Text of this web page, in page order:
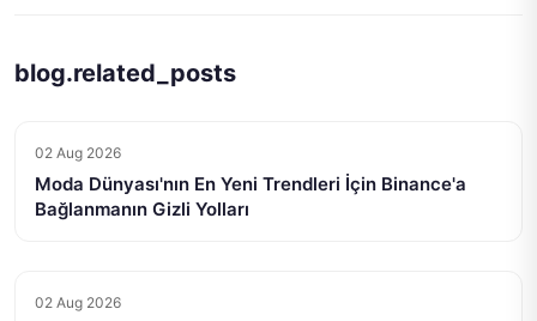
blog.related_posts
02 Aug 2026
Moda Dünyası'nın En Yeni Trendleri İçin Binance'a
Bağlanmanın Gizli Yolları
02 Aug 2026